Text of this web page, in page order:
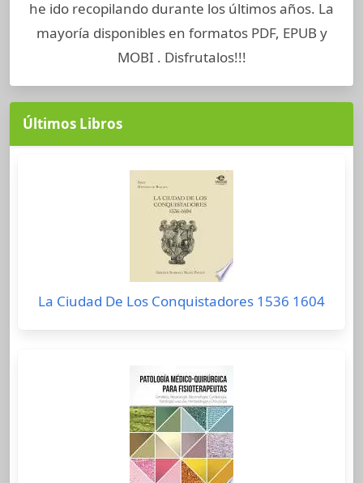
he ido recopilando durante los últimos años. La
mayoría disponibles en formatos PDF, EPUB y
MOBI . Disfrutalos!!!
Últimos Libros
La Ciudad De Los Conquistadores 1536 1604